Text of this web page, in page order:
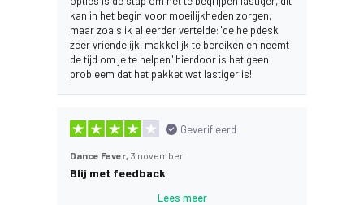
kan in het begin voor moeilijkheden zorgen,
maar zoals ik al eerder vertelde: "de helpdesk
zeer vriendelijk, makkelijk te bereiken en neemt
de tijd om je te helpen" hierdoor is het geen
probleem dat het pakket wat lastiger is!
Geverifieerd
Dance Fever, 3 november
Blij met feedback
Lees meer